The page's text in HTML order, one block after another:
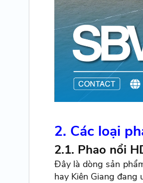
2. Các loại
2.1. Phao nổi
Đây là dòng sản
hay Kiên Giang đang